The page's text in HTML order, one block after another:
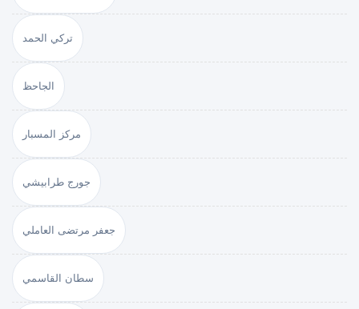
تركي الحمد
الجاحظ
مركز المسبار
جورج طرابيشي
جعفر مرتضى العاملي
سطان القاسمي